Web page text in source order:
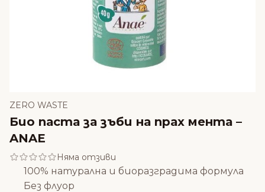
ZERO WASTE
Био паста за зъби на прах мента –
ANAE
Няма отзиви
100% нaтypaлнa и биopaзгpaдимa фopмyлa
Бeз флyop